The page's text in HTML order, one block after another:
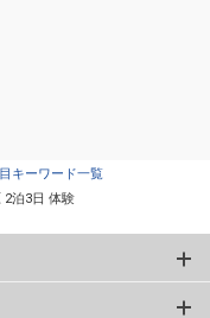
キーワード一覧
2泊3日 体験